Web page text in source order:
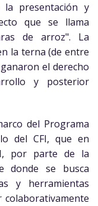
presentación y
que se llama
de arroz". La
la terna (de entre
el derecho
y posterior
del Programa
del CFI, que en
por parte de la
donde se busca
y herramientas